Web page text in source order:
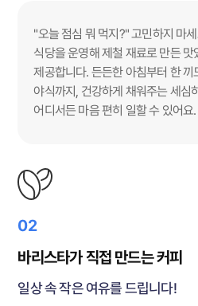
"오늘 점심 뭐 먹지?" 고민하지 마
식당을 운영해 제철 재료로 만든
제공합니다. 든든한 아침부터 한 끼
야식까지, 건강하게 채워주는 세심
어디서든 마음 편히 일할 수 있어요.
02
바리스타가 직접 만드는 커피
일상 속 작은 여유를 드립니다!